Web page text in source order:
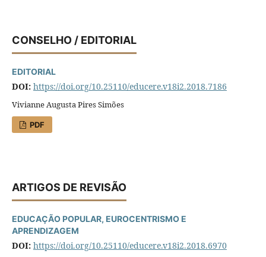
CONSELHO / EDITORIAL
EDITORIAL
DOI: https://doi.org/10.25110/educere.v18i2.2018.7186
Vivianne Augusta Pires Simões
PDF
ARTIGOS DE REVISÃO
EDUCAÇÃO POPULAR, EUROCENTRISMO E
APRENDIZAGEM
DOI: https://doi.org/10.25110/educere.v18i2.2018.6970